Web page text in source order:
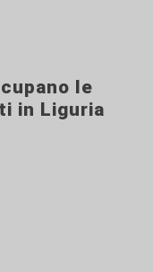
le
in Liguria